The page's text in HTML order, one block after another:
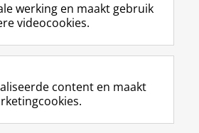
e
b
o
p
a
i
k
e
I
-
p
g
-
f
e
R
k
t
r
m
c
T
e
k
a
werking en maakt gebruik
videocookies.
content en maakt